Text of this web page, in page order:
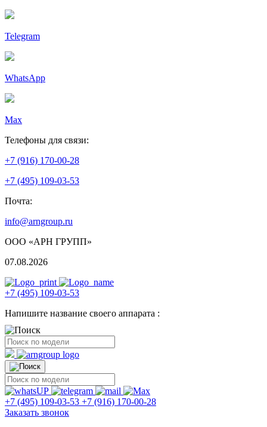
Telegram
WhatsApp
Max
Телефоны для связи:
+7 (916) 170-00-28
+7 (495) 109-03-53
Почта:
info@arngroup.ru
ООО «АРН ГРУПП»
07.08.2026
+7 (495) 109-03-53
Напишите название своего аппарата :
+7 (495) 109-03-53 +7 (916) 170-00-28
Заказать звонок